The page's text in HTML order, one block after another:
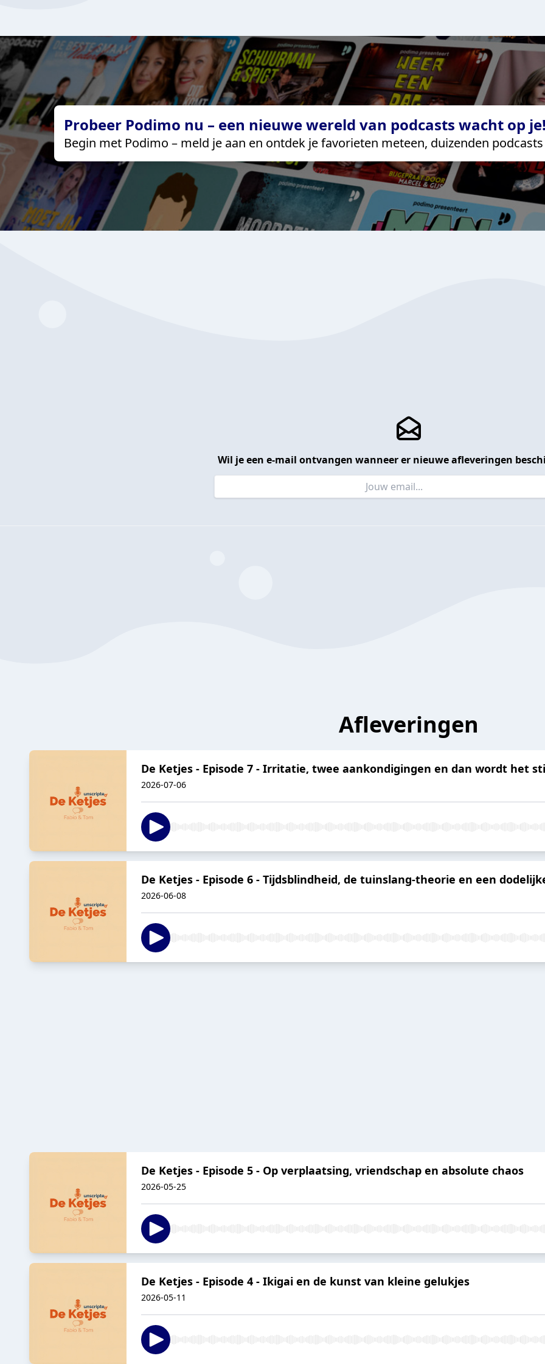
Probeer Podimo nu – een nieuwe wereld van podcasts wacht op
Begin met Podimo – meld je aan en ontdek je favorieten meteen, duizenden
Wil je een e-mail ontvangen wanneer er nieuwe afleveringen
Afleveringen
De Ketjes - Episode 7 - Irritatie, twee aankondigingen en dan wordt het
2026-07-06
De Ketjes - Episode 6 - Tijdsblindheid, de tuinslang-theorie en een
2026-06-08
De Ketjes - Episode 5 - Op verplaatsing, vriendschap en absolute chaos
2026-05-25
De Ketjes - Episode 4 - Ikigai en de kunst van kleine gelukjes
2026-05-11